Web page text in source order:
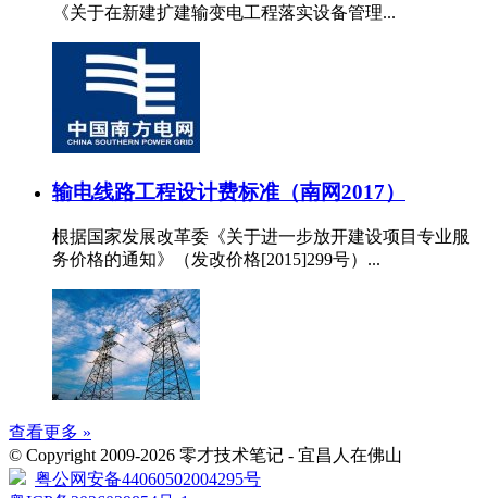
《关于在新建扩建输变电工程落实设备管理...
输电线路工程设计费标准（南网2017）
根据国家发展改革委《关于进一步放开建设项目专业服
务价格的通知》（发改价格[2015]299号）...
查看更多 »
© Copyright 2009-2026 零才技术笔记 - 宜昌人在佛山
粤公网安备44060502004295号